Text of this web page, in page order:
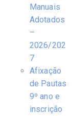
Manuais
Adotados
–
2026/202
7
Afixação
de Pautas
9º ano e
inscrição